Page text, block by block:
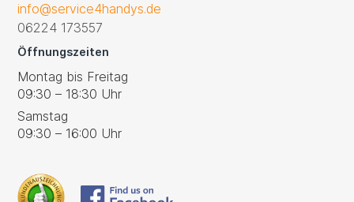
info@service4handys.de
06224 173557
Öffnungszeiten
Montag bis Freitag
09:30 – 18:30 Uhr
Samstag
09:30 – 16:00 Uhr